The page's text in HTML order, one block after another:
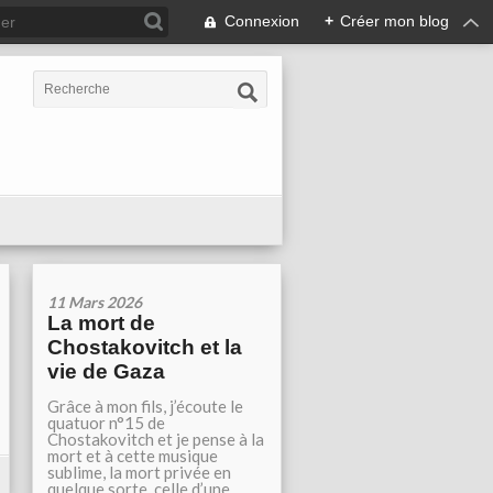
Connexion + Créer mon blog
11 Mars 2026
La mort de
Chostakovitch et la
vie de Gaza
Grâce à mon fils, j’écoute le
quatuor n°15 de
Chostakovitch et je pense à la
mort et à cette musique
sublime, la mort privée en
quelque sorte, celle d’une